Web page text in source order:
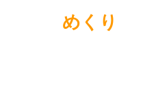
めく